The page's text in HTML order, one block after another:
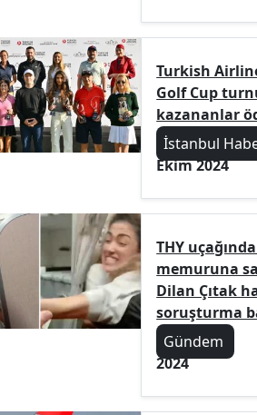
Turkish
Golf Cup
kazananlar
İstanbul
Ekim 2024
THY
memuruna
Dilan Çıtak
soruşturma
Gündem
2024